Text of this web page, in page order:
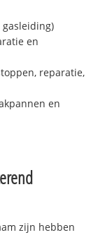
en
reparatie,
en
zijn hebben